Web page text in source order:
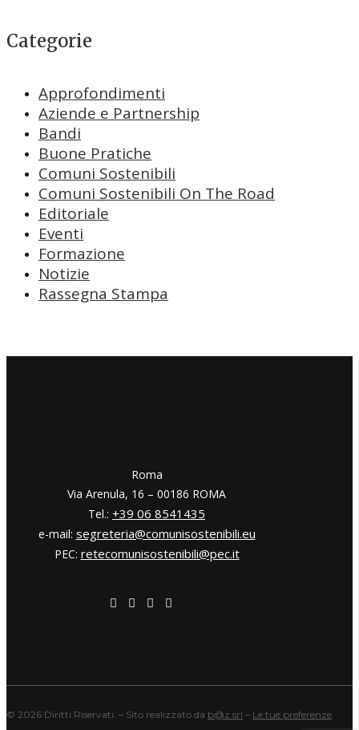
Categorie
Approfondimenti
Aziende e Partnership
Bandi
Buone Pratiche
Comuni Sostenibili
Comuni Sostenibili On The Road
Editoriale
Eventi
Formazione
Notizie
Rassegna Stampa
​​Roma
Via Arenula, 16 – 00186 ROMA
Tel.: +39 06 8541435
e-mail: segreteria@comunisostenibili.eu
PEC: retecomunisostenibili@pec.it
© 2026 Diritti Riservati. – Sito realizzato da b@z srl – Le tue preferenze